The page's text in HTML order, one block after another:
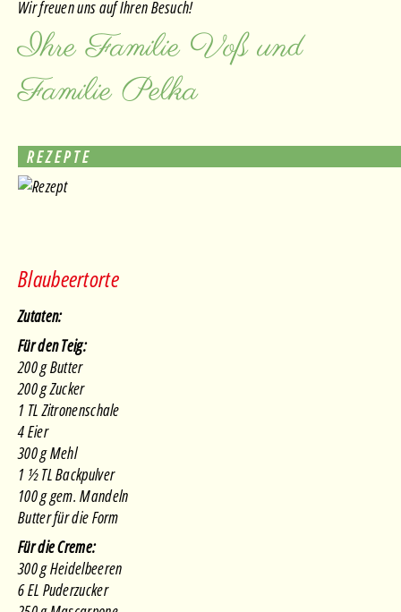
Wir freuen uns auf Ihren Besuch!
Ihre Familie Voß und
Familie Pelka
REZEPTE
Blaubeertorte
Zutaten:
Für den Teig:
200 g Butter
200 g Zucker
1 TL Zitronenschale
4 Eier
300 g Mehl
1 ½ TL Backpulver
100 g gem. Mandeln
Butter für die Form
Für die Creme:
300 g Heidelbeeren
6 EL Puderzucker